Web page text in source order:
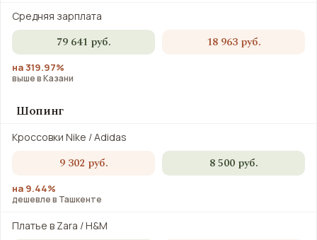
Средняя зарплата
79 641 руб. 18 963 руб.
на 319.97%
выше в Казани
Шопинг
Кроссовки Nike / Adidas
9 302 руб. 8 500 руб.
на 9.44%
дешевле в Ташкенте
Платье в Zara / H&M